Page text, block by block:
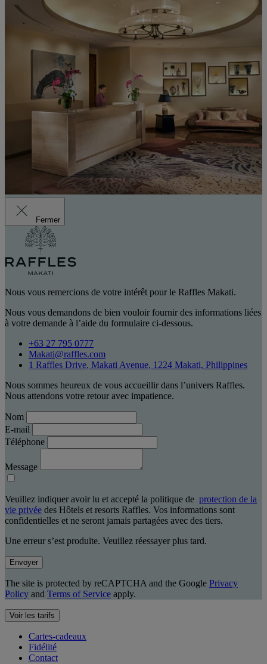
Fermer
Nous vous remercions de votre intérêt pour le Raffles Makati.
Nous vous demandons de bien vouloir fournir des informations liées
à votre demande à l’aide du formulaire ci-dessous.
+63 27 795 0777
Makati@raffles.com
1 Raffles Drive, Makati Avenue, 1224 Makati, Philippines
Nous sommes heureux de vous accueillir dans l’univers Raffles.
Nous attendons votre retour avec impatience.
Nom
E-mail
Téléphone
Message
Veuillez indiquer avoir lu et accepté la politique de protection de la
vie privée des Hôtels et resorts Raffles. Vos informations sont
confidentielles et ne seront jamais partagées avec des tiers.
Une erreur s’est produite. Veuillez réessayer plus tard.
Envoyer
The site is protected by reCAPTCHA and the Google Privacy
Policy and Terms of Service apply.
Voir les tarifs
Cartes-cadeaux
Fidélité
Contact